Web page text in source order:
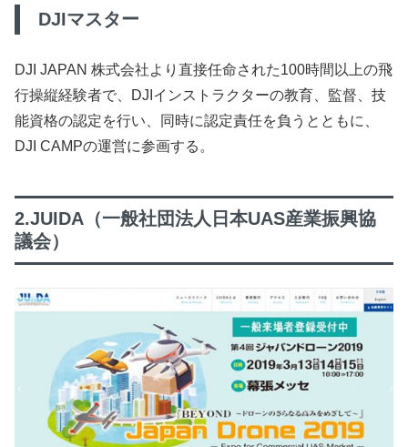
DJIマスター
DJI JAPAN 株式会社より直接任命された100時間以上の飛
行操縦経験者で、DJIインストラクターの教育、監督、技
能資格の認定を行い、同時に認定責任を負うとともに、
DJI CAMPの運営に参画する。
2.JUIDA（一般社団法人日本UAS産業振興協
議会）